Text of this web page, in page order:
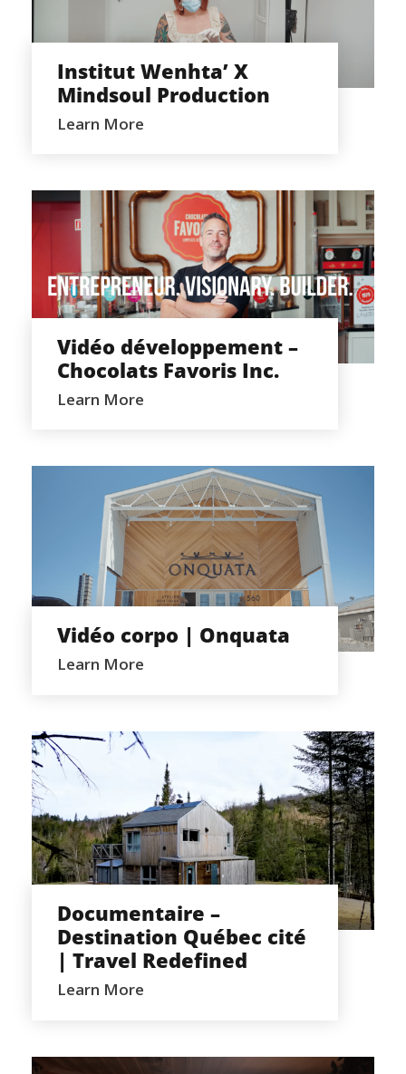
INSTITUT WENHTA’ X MINDSOUL
PRODUCTION
Institut Wenhta’ X
Mindsoul Production
Learn More
VIDÉO DÉVELOPPEMENT –
CHOCOLATS FAVORIS INC.
Vidéo développement –
Chocolats Favoris Inc.
Learn More
VIDÉO CORPO | ONQUATA
Vidéo corpo | Onquata
Learn More
DOCUMENTAIRE – DESTINATION
QUÉBEC CITÉ | TRAVEL REDEFINED
Documentaire –
Destination Québec cité
| Travel Redefined
Learn More